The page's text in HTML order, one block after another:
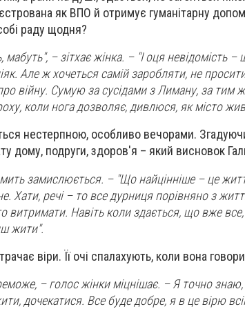
як ВПО й отримує гуманітарну
раду щодня?
– зітхає жінка. – "І оця невідомість
Але ж хочеться самій заробляти, не
війну. Сумую за сусідами з Лиману, за тим
коли нога дозволяє, дивлюся, як місто
нестерпною, особливо вечорами.
дому, подруги, здоров'я – який висновок
замислюється. – "Що найцінніше – це
Хати, речі – то все дурниця порівняно з
Навіть коли здається, що вже все,
жити".
віри. Її очі спалахують, коли вона
– голос жінки міцнішає. – Я точно
дочекатися. Все буде добре, я в це вірю